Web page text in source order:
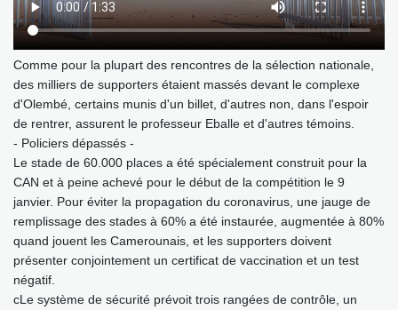
Comme pour la plupart des rencontres de la sélection nationale,
des milliers de supporters étaient massés devant le complexe
d'Olembé, certains munis d'un billet, d'autres non, dans l'espoir
de rentrer, assurent le professeur Eballe et d'autres témoins.
- Policiers dépassés -
Le stade de 60.000 places a été spécialement construit pour la
CAN et à peine achevé pour le début de la compétition le 9
janvier. Pour éviter la propagation du coronavirus, une jauge de
remplissage des stades à 60% a été instaurée, augmentée à 80%
quand jouent les Camerounais, et les supporters doivent
présenter conjointement un certificat de vaccination et un test
négatif.
cLe système de sécurité prévoit trois rangées de contrôle, un